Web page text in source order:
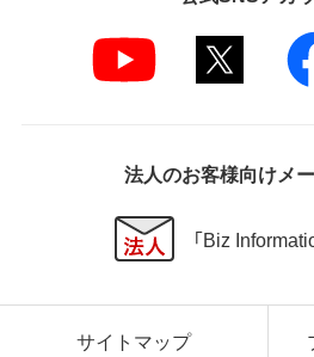
法人のお客様向けメ
「Biz
サイトマップ